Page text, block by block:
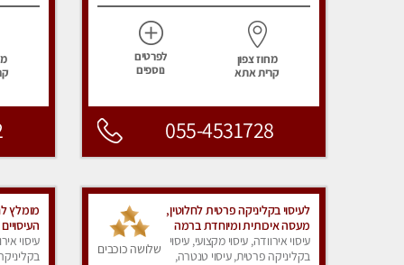
מחוז צפון
קרית אתא
לפרטים
נוספים
055-4531728
לעיסוי בקליניקה פרטית לחלוטין,
מעסה איכותית ומיוחדת ברמה
גבוהה מאוד
עיסוי אירוודה, עיסוי מקצועי, עיסוי
בקליניקה פרטית, עיסוי טנטרה,
שלושה כוכבים
מומלץ
עיסוי